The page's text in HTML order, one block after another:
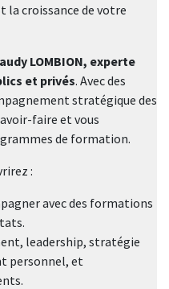
croissance de votre
LOMBION, experte
et privés. Avec des
stratégique des
faire et vous
de formation.
:
avec des formations
leadership, stratégie
personnel, et